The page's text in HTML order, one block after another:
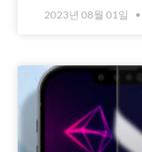
2023년 08월 01일